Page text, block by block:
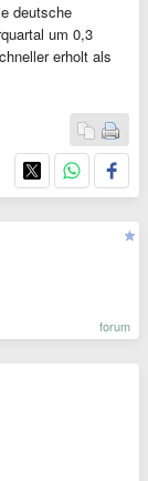
deutsche
um 0,3
erholt als
forum